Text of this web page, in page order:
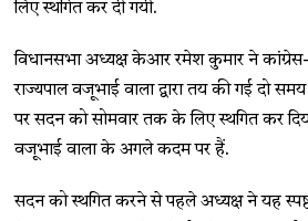
लिए स्थगित कर दी गयी.
विधानसभा अध्यक्ष केआर रमेश कुमार ने
राज्यपाल वजूभाई वाला द्वारा तय की गई दो
पर सदन को सोमवार तक के लिए स्थगित कर
वजूभाई वाला के अगले कदम पर हैं.
सदन को स्थगित करने से पहले अध्यक्ष ने यह